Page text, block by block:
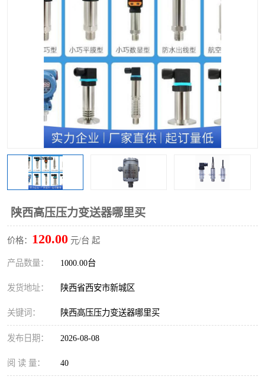
陕西高压压力变送器哪里买
价格： 120.00 元/台 起
产品数量： 1000.00台
发货地址： 陕西省西安市新城区
关键词： 陕西高压压力变送器哪里买
发布日期： 2026-08-08
阅 读 量： 40